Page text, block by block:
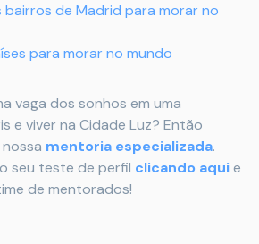
bairros de Madrid para morar no
para morar no mundo
vaga dos sonhos em uma
e viver na Cidade Luz? Então
mentoria especializada.
seu teste de perfil clicando aquie
de mentorados!